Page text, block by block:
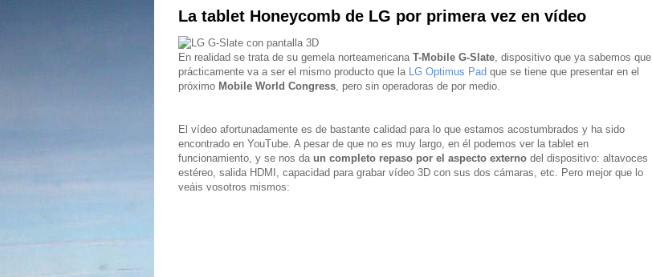
La tablet Honeycomb de LG por primera vez en vídeo
En realidad se trata de su gemela norteamericana T-Mobile G-Slate, dispositivo que ya sabemos que
prácticamente va a ser el mismo producto que la LG Optimus Pad que se tiene que presentar en el
próximo Mobile World Congress, pero sin operadoras de por medio.
El vídeo afortunadamente es de bastante calidad para lo que estamos acostumbrados y ha sido
encontrado en YouTube. A pesar de que no es muy largo, en él podemos ver la tablet en
funcionamiento, y se nos da un completo repaso por el aspecto externo del dispositivo: altavoces
estéreo, salida HDMI, capacidad para grabar vídeo 3D con sus dos cámaras, etc. Pero mejor que lo
veáis vosotros mismos: